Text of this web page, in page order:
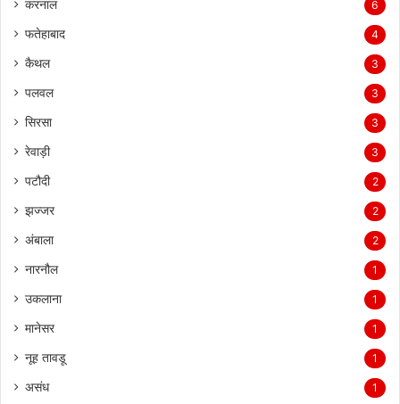
करनाल 6
फतेहाबाद 4
कैथल 3
पलवल 3
सिरसा 3
रेवाड़ी 3
पटौदी 2
झज्जर 2
अंबाला 2
नारनौल 1
उकलाना 1
मानेसर 1
नूह तावडू 1
असंध 1